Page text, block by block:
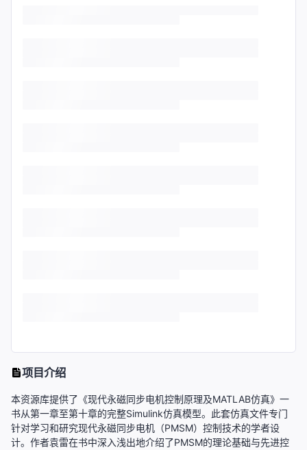
项目介绍
本资源库提供了《现代永磁同步电机控制原理及MATLAB仿真》一
书从第一章至第十章的完整Simulink仿真模型。此套仿真文件专门
针对学习和研究现代永磁同步电机（PMSM）控制技术的学者设
计。作者袁雷在书中深入浅出地介绍了PMSM的理论基础与先进控